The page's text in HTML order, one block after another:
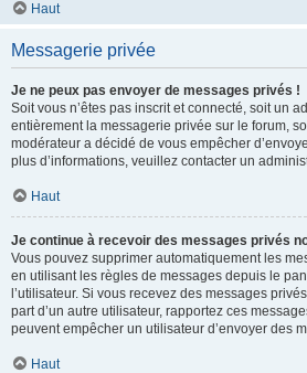
Haut
Messagerie privée
Je ne peux pas envoyer de messages privés !
Soit vous n’êtes pas inscrit et connecté, soit un
entièrement la messagerie privée sur le forum,
modérateur a décidé de vous empêcher
plus d’informations, veuillez contacter un
Haut
Je continue à recevoir des messages privés
Vous pouvez supprimer automatiquement les
en utilisant les règles de messages depuis le
l’utilisateur. Si vous recevez des messages
part d’un autre utilisateur, rapportez ces
peuvent empêcher un utilisateur d’envoyer des
Haut